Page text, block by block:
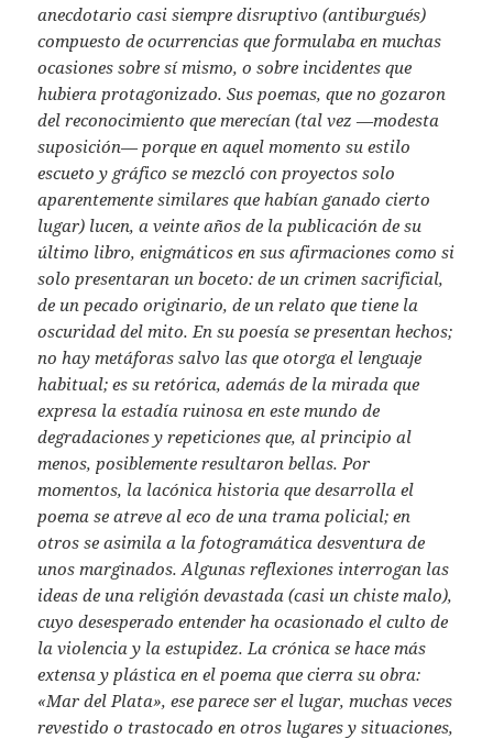
anecdotario casi siempre disruptivo (antiburgués)
compuesto de ocurrencias que formulaba en muchas
ocasiones sobre sí mismo, o sobre incidentes que
hubiera protagonizado. Sus poemas, que no gozaron
del reconocimiento que merecían (tal vez—modesta
suposición— porque en aquel momento su estilo
escueto y gráfico se mezcló con proyectos solo
aparentemente similares que habían ganado cierto
lugar) lucen, a veinte años de la publicación de su
último libro, enigmáticos en sus afirmaciones como si
solo presentaran un boceto: de un crimen sacrificial,
de un pecado originario, de un relato que tiene la
oscuridad del mito. En su poesía se presentan hechos;
no hay metáforas salvo las que otorga el lenguaje
habitual; es su retórica, además de la mirada que
expresa la estadía ruinosa en este mundo de
degradaciones y repeticiones que, al principio al
menos, posiblemente resultaron bellas. Por
momentos, la lacónica historia que desarrolla el
poema se atreve al eco de una trama policial; en
otros se asimila a la fotogramática desventura de
unos marginados. Algunas reflexiones interrogan las
ideas de una religión devastada (casi un chiste malo),
cuyo desesperado entender ha ocasionado el culto de
la violencia y la estupidez. La crónica se hace más
extensa y plástica en el poema que cierra su obra:
«Mar del Plata», ese parece ser el lugar, muchas veces
revestido o trastocado en otros lugares y situaciones,